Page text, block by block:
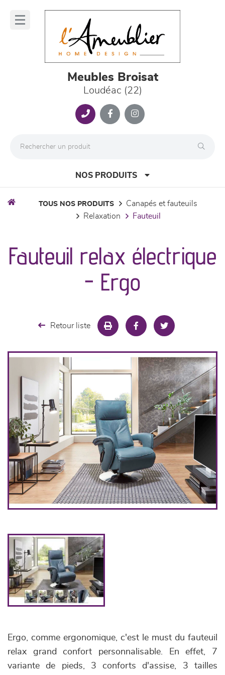
Meubles Broisat
Loudéac (22)
NOS PRODUITS
séjours
meubles de complément
TOUS NOS PRODUITS
canapés et fauteuils
relaxation
fauteuil
Fauteuil relax électrique
- Ergo
Retour liste
Ergo, comme ergonomique, c'est le must du fauteuil
relax grand confort personnalisable. En effet, 7
variante de pieds, 3 conforts d'assise, 3 tailles